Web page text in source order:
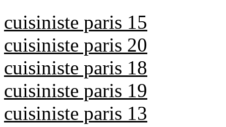
cuisiniste paris 15
cuisiniste paris 20
cuisiniste paris 18
cuisiniste paris 19
cuisiniste paris 13